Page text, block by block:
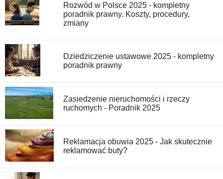
Rozwód w Polsce 2025 - kompletny
poradnik prawny. Koszty, procedury,
zmiany
Dziedziczenie ustawowe 2025 - kompletny
poradnik prawny
Zasiedzenie nieruchomości i rzeczy
ruchomych - Poradnik 2025
Reklamacja obuwia 2025 - Jak skutecznie
reklamować buty?